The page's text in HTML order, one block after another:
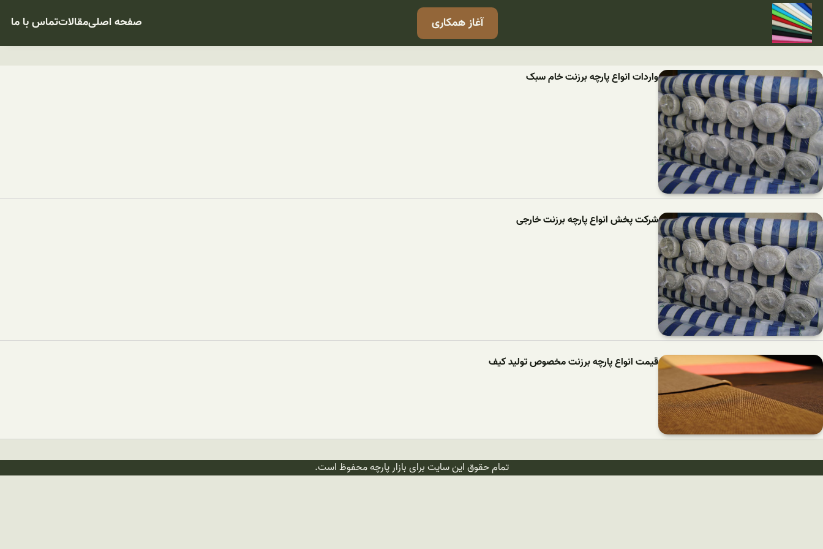
آغاز همکاری صفحه اصلیمقالاتتماس با ما
واردات انواع پارچه برزنت خام سبک
شرکت پخش انواع پارچه برزنت خارجی
قیمت انواع پارچه برزنت مخصوص تولید کیف
تمام حقوق این سایت برای بازار پارچه محفوظ است.